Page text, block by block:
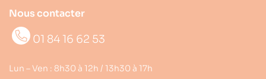
Nous contacter
01 84 16 62 53
Lun – Ven : 8h30 à 12h / 13h30 à 17h